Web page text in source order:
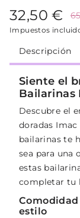
32,50 €
Impuestos
Descripción
Siente el
Bailarinas
Descubre el
doradas
bailarinas te
sea para una
estas
completar tu
estilo